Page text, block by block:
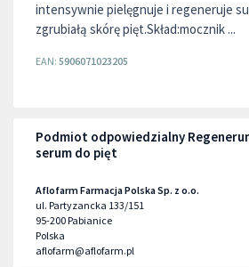
intensywnie pielęgnuje i regeneruje
zgrubiałą skórę pięt.Skład:mocznik ...
EAN: 5906071023205
Podmiot odpowiedzialny
serum do pięt
Aflofarm Farmacja Polska Sp. z o.o.
ul. Partyzancka 133/151
95-200Pabianice
Polska
aflofarm@aflofarm.pl